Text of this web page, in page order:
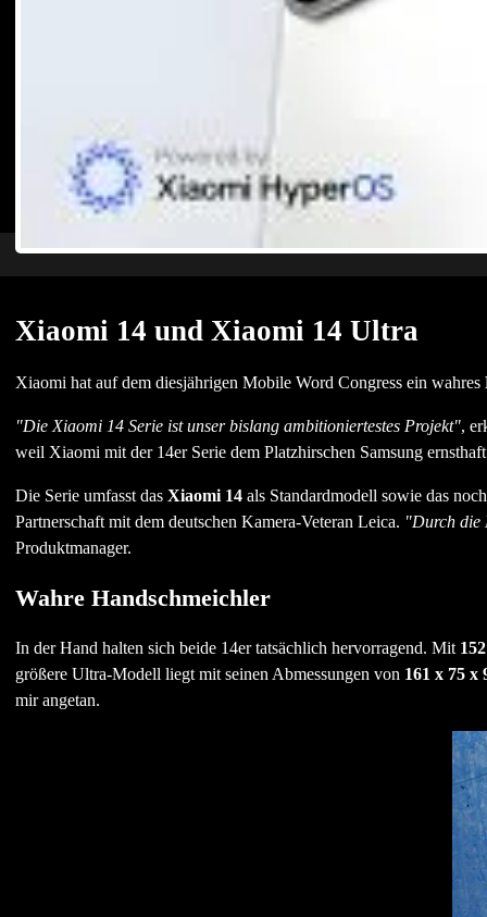
Xiaomi 14 und Xiaomi 14 Ultra
Xiaomi hat auf dem diesjährigen Mobile Word Congress ein wahres
"Die Xiaomi 14 Serie ist unser bislang ambitioniertestes Projekt",
weil Xiaomi mit der 14er Serie dem Platzhirschen Samsung
Die Serie umfasst das Xiaomi 14als Standardmodell sowie das
Partnerschaft mit dem deutschen Kamera-Veteran Leica. "Durch die
Produktmanager.
Wahre Handschmeichler
In der Hand halten sich beide 14er tatsächlich hervorragend. Mit
größere Ultra-Modell liegt mit seinen Abmessungen von 161 x 75 x
mir angetan.